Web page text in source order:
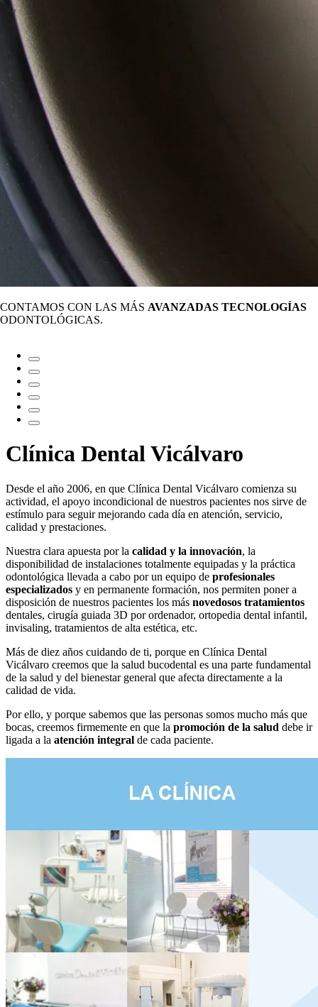
CONTAMOS CON LAS MÁS AVANZADAS TECNOLOGÍAS
ODONTOLÓGICAS.
Clínica Dental Vicálvaro
Desde el año 2006, en que Clínica Dental Vicálvaro comienza su
actividad, el apoyo incondicional de nuestros pacientes nos sirve de
estímulo para seguir mejorando cada día en atención, servicio,
calidad y prestaciones.
Nuestra clara apuesta por la calidad y la innovación, la
disponibilidad de instalaciones totalmente equipadas y la práctica
odontológica llevada a cabo por un equipo de profesionales
especializados y en permanente formación, nos permiten poner a
disposición de nuestros pacientes los más novedosos tratamientos
dentales, cirugía guiada 3D por ordenador, ortopedia dental infantil,
invisaling, tratamientos de alta estética, etc.
Más de diez años cuidando de ti, porque en Clínica Dental
Vicálvaro creemos que la salud bucodental es una parte fundamental
de la salud y del bienestar general que afecta directamente a la
calidad de vida.
Por ello, y porque sabemos que las personas somos mucho más que
bocas, creemos firmemente en que la promoción de la salud debe ir
ligada a la atención integral de cada paciente.